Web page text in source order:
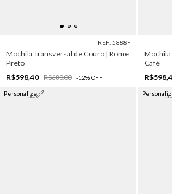
REF: 5888F
Mochila Transversal de Couro | Rome
Preto
R$598,40
R$680,00 -12%OFF
Mochila
Café
Personalize